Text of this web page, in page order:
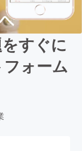
すぐに
ォーム